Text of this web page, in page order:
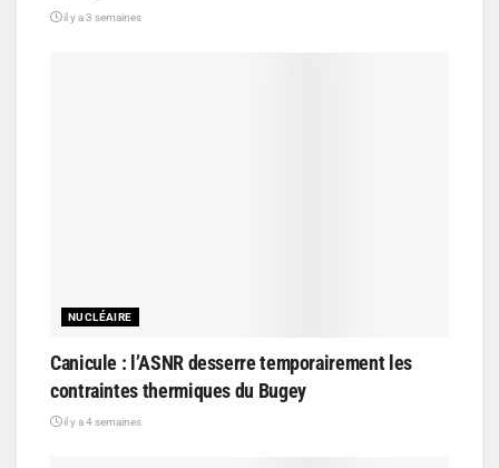
il y a 3 semaines
NUCLÉAIRE
Canicule : l’ASNR desserre temporairement les
contraintes thermiques du Bugey
il y a 4 semaines